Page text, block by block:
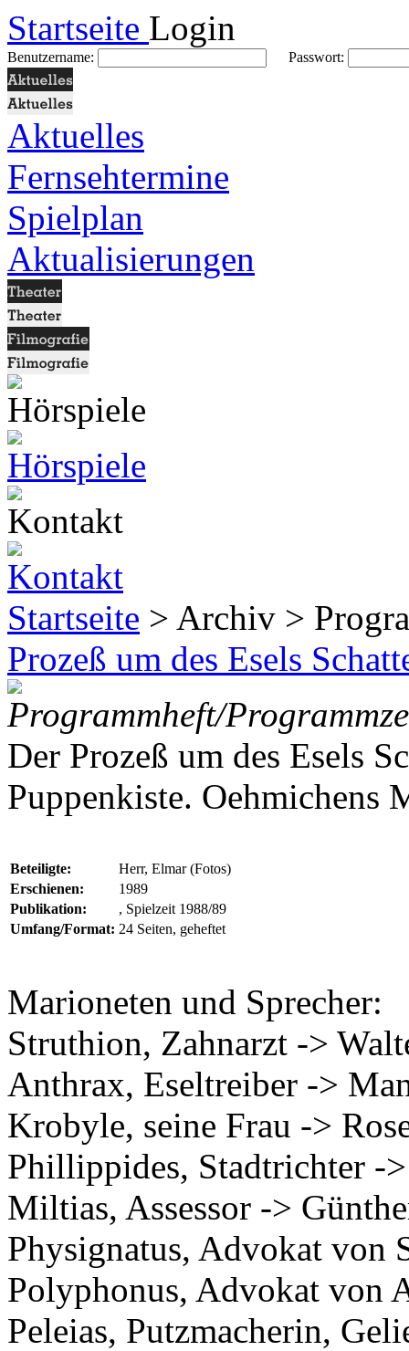
Startseite Login
Benutzername: Passwort:
Aktuelles
Fernsehtermine
Spielplan
Aktualisierungen
Startseite > Archiv >
Prozeß um des Esels
Programmheft/
Der Prozeß um des Esels
Puppenkiste. Oehmichens
Beteiligte:
Herr, Elmar (Fotos)
Erschienen:
1989
Publikation:
, Spielzeit 1988/89
Umfang/Format: 24 Seiten, geheftet
Marioneten und Sprecher:
Struthion, Zahnarzt ->
Anthrax, Eseltreiber ->
Krobyle, seine Frau ->
Phillippides, Stadtrichter -
Miltias, Assessor ->
Physignatus, Advokat von
Polyphonus, Advokat von
Peleias, Putzmacherin,